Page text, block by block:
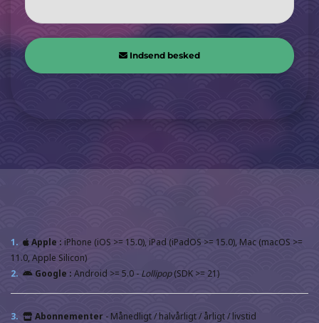
Indsend besked
1. Apple : iPhone (iOS >= 15.0), iPad (iPadOS >= 15.0), Mac (macOS >=
11.0, Apple Silicon)
2.
Google : Android >= 5.0 - Lollipop(SDK >= 21)
3. Abonnementer - Månedligt / halvårligt / årligt / livstid